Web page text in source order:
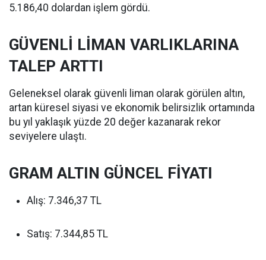
5.186,40 dolardan işlem gördü.
GÜVENLİ LİMAN VARLIKLARINA
TALEP ARTTI
Geleneksel olarak güvenli liman olarak görülen altın,
artan küresel siyasi ve ekonomik belirsizlik ortamında
bu yıl yaklaşık yüzde 20 değer kazanarak rekor
seviyelere ulaştı.
GRAM ALTIN GÜNCEL FİYATI
Alış: 7.346,37 TL
Satış: 7.344,85 TL